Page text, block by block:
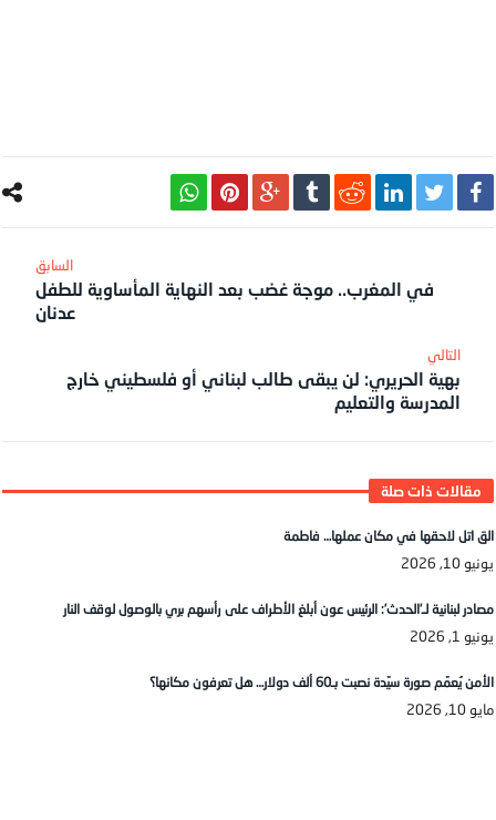
في المغرب.. موجة غضب بعد النهاية المأساوية للطفل
عدنان
‎التالي
بهية الحريري: لن يبقى طالب لبناني أو فلسطيني خارج
المدرسة والتعليم
الق اتل لاحقها في مكان عملها… فاطمة
يونيو 10, 2026
مصادر لبنانية لـ’الحدث’: الرئيس عون أبلغ الأطراف على رأسهم بري بالوصول لوقف النار
يونيو 1, 2026
الأمن يُعمّم صورة سيّدة نصبت بـ60 ألف دولار… هل تعرفون مكانها؟
مايو 10, 2026